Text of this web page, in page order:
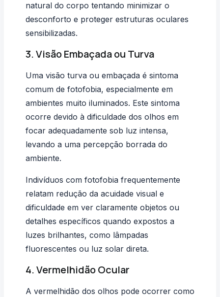
natural do corpo tentando minimizar o
desconforto e proteger estruturas oculares
sensibilizadas.
3. Visão Embaçada ou Turva
Uma visão turva ou embaçada é sintoma
comum de fotofobia, especialmente em
ambientes muito iluminados. Este sintoma
ocorre devido à dificuldade dos olhos em
focar adequadamente sob luz intensa,
levando a uma percepção borrada do
ambiente.
Indivíduos com fotofobia frequentemente
relatam redução da acuidade visual e
dificuldade em ver claramente objetos ou
detalhes específicos quando expostos a
luzes brilhantes, como lâmpadas
fluorescentes ou luz solar direta.
4. Vermelhidão Ocular
A vermelhidão dos olhos pode ocorrer como